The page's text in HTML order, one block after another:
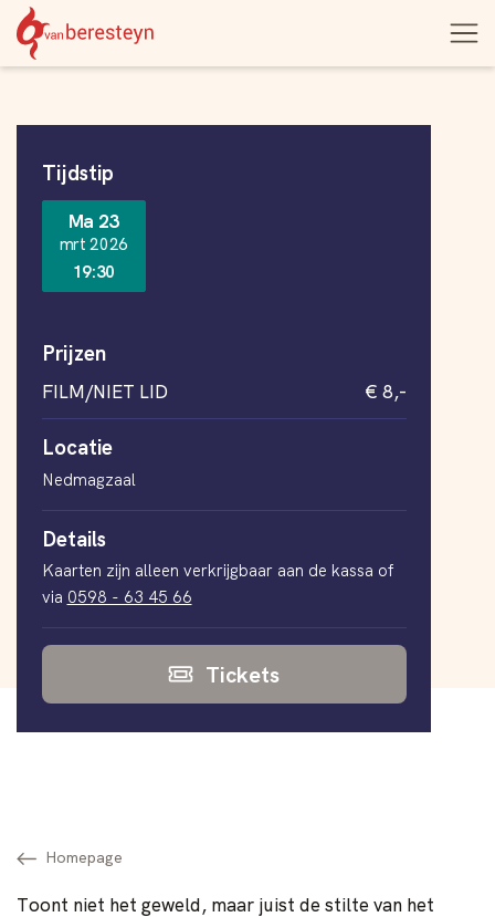
Navigatie
overslaan
Theater
vanBeresteyn
Open
Homepage
Toont niet het geweld, maar juist de stilte van het
Informatie
Tickets
Tijdstip
Ma 23
mrt 2026
19:30
Prijzen
FILM/NIET LID € 8,-
Locatie
Nedmagzaal
Details
Kaarten zijn alleen verkrijgbaar aan de kassa of
via 0598 - 63 45 66